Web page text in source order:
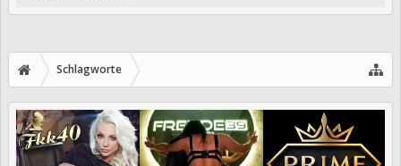
Schlagworte